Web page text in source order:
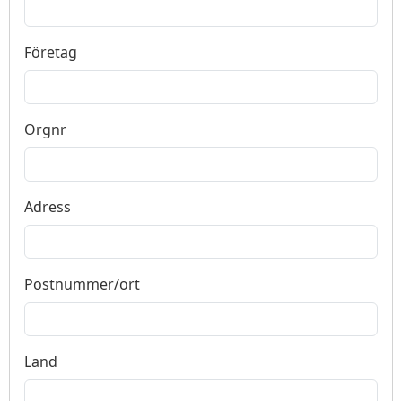
Företag
Orgnr
Adress
Postnummer/ort
Land